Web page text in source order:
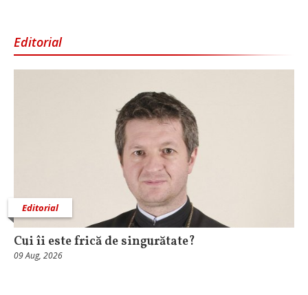
Editorial
Editorial
Cui îi este frică de singurătate?
09 Aug, 2026